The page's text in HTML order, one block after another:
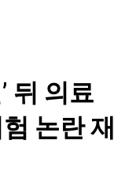
뒤 의료
논란 재